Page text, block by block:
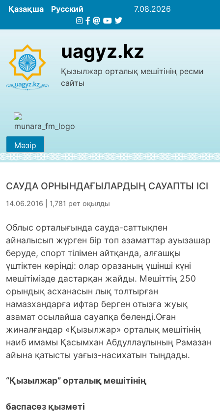
Қазақша Русский 7.08.2026
uagyz.kz
Қызылжар орталық мешітінің ресми
сайты
Мәзір
САУДА ОРНЫНДАҒЫЛАРДЫҢ САУАПТЫ ІСІ
14.06.2016 | 1,781 рет оқылды
Облыс орталығында сауда-саттықпен
айналысып жүрген бір топ азаматтар ауызашар
беруде, спорт тілімен айтқанда, алғашқы
үштіктен көрінді: олар оразаның үшінші күні
мешітімізде дастарқан жайды. Мешіттің 250
орындық асханасын лық толтырған
намазхандарға ифтар берген отызға жуық
азамат осылайша сауапқа бөленді.Оған
жиналғандар «Қызылжар» орталық мешітінің
наиб имамы Қасымхан Абдуллаұлының Рамазан
айына қатысты уағыз-насихатын тыңдады.
“Қызылжар” орталық мешітінің
баспасөз қызметі